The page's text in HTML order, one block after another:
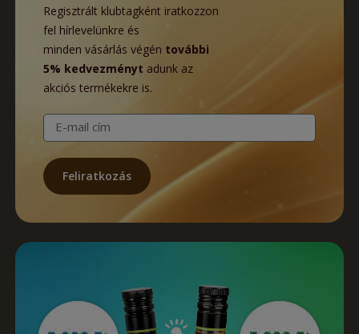
Regisztrált klubtagként iratkozzon
fel hírlevelünkre és
minden vásárlás végén további
5% kedvezményt adunk az
akciós termékekre is.
E-mail cím
Feliratkozás